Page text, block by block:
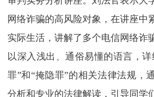
网络诈骗的高风险对象，在讲座中
实际生活， 讲解了多个电信网络诈
以深入浅出、通俗易懂的语言，详
罪”和“掩隐罪”的相关法律法规 ，
分析和专业的法律解读，引导同学